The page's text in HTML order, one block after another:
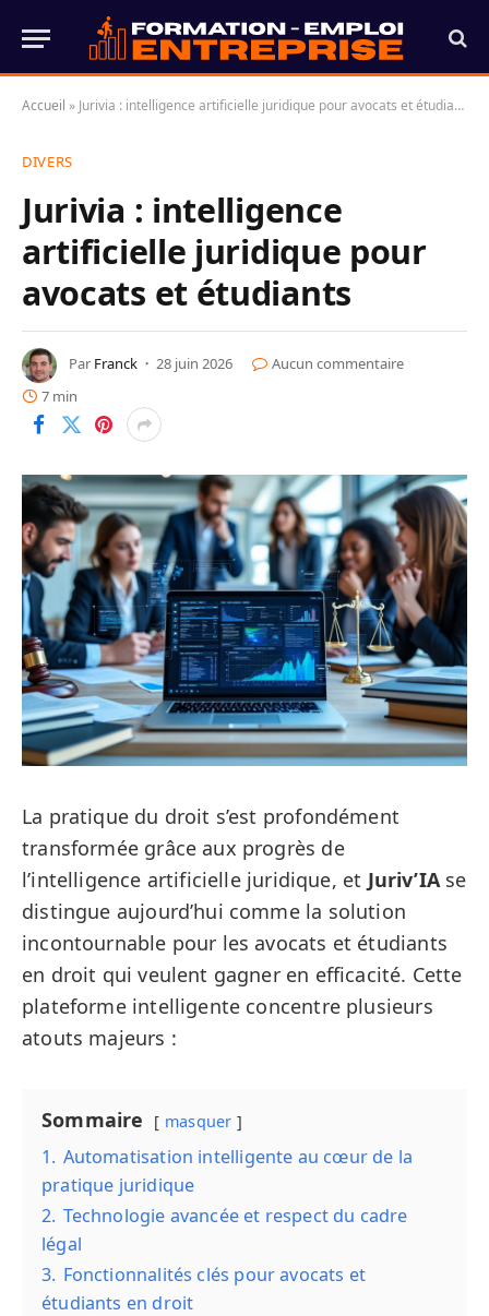
Accueil » Jurivia : intelligence artificielle juridique pour avocats et étudiants
DIVERS
Jurivia : intelligence
artificielle juridique pour
avocats et étudiants
Par Franck 28 juin 2026
Aucun commentaire
7 min
La pratique du droit s’est profondément
transformée grâce aux progrès de
l’intelligence artificielle juridique, et Juriv’IA se
distingue aujourd’hui comme la solution
incontournable pour les avocats et étudiants
en droit qui veulent gagner en efficacité. Cette
plateforme intelligente concentre plusieurs
atouts majeurs :
Sommaire masquer
1. Automatisation intelligente au cœur de la
pratique juridique
2. Technologie avancée et respect du cadre
légal
3. Fonctionnalités clés pour avocats et
étudiants en droit